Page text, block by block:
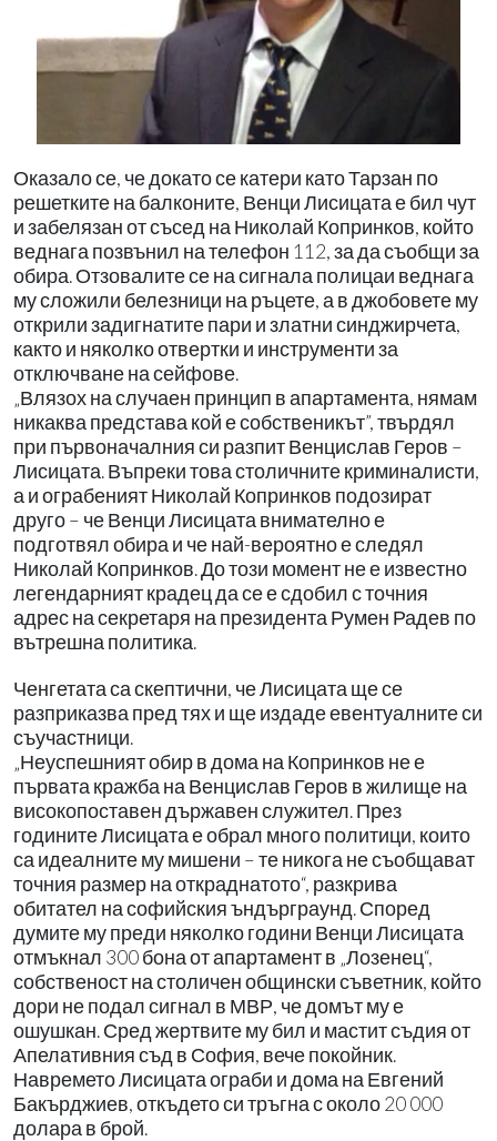
Оказало се, че докато се катери като Тарзан по
решетките на балконите, Венци Лисицата е бил чут
и забелязан от съсед на Николай Копринков, който
веднага позвънил на телефон 112, за да съобщи за
обира. Отзовалите се на сигнала полицаи веднага
му сложили белезници на ръцете, а в джобовете му
открили задигнатите пари и златни синджирчета,
както и няколко отвертки и инструменти за
отключване на сейфове.
„Влязох на случаен принцип в апартамента, нямам
никаква представа кой е собственикът”, твърдял
при първоначалния си разпит Венцислав Геров –
Лисицата. Въпреки това столичните криминалисти,
а и ограбеният Николай Копринков подозират
друго – че Венци Лисицата внимателно е
подготвял обира и че най-вероятно е следял
Николай Копринков. До този момент не е известно
легендарният крадец да се е сдобил с точния
адрес на секретаря на президента Румен Радев по
вътрешна политика.
Ченгетата са скептични, че Лисицата ще се
разприказва пред тях и ще издаде евентуалните си
съучастници.
„Неуспешният обир в дома на Копринков не е
първата кражба на Венцислав Геров в жилище на
високопоставен държавен служител. През
годините Лисицата е обрал много политици, които
са идеалните му мишени – те никога не съобщават
точния размер на откраднатото“, разкрива
обитател на софийския ъндърграунд. Според
думите му преди няколко години Венци Лисицата
отмъкнал 300 бона от апартамент в „Лозенец“,
собственост на столичен общински съветник, който
дори не подал сигнал в МВР, че домът му е
ошушкан. Сред жертвите му бил и мастит съдия от
Апелативния съд в София, вече покойник.
Навремето Лисицата ограби и дома на Евгений
Бакърджиев, откъдето си тръгна с около 20 000
долара в брой.